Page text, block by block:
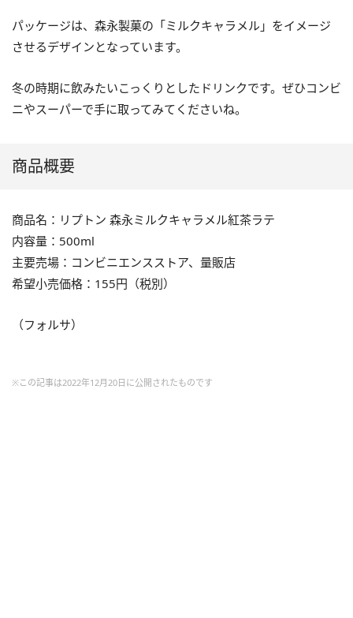
パッケージは、森永製菓の「ミルクキャラメル」をイメージ
させるデザインとなっています。
冬の時期に飲みたいこっくりとしたドリンクです。ぜひコンビ
ニやスーパーで手に取ってみてくださいね。
商品概要
商品名：リプトン 森永ミルクキャラメル紅茶ラテ
内容量：500ml
主要売場：コンビニエンスストア、量販店
希望小売価格：155円（税別）
（フォルサ）
※この記事は2022年12月20日に公開されたものです